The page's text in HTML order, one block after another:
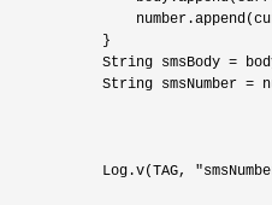
            }
            String smsBody
=
            String smsNumber
=
            Log.v(TAG,